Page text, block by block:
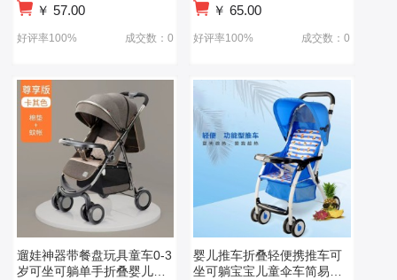
￥ 57.00
好评率100% 成交数：0
￥65.00
好评率100% 成交数：0
遛娃神器带餐盘玩具童车0-3
岁可坐可躺单手折叠婴儿手
婴儿推车折叠轻便携推车可
坐可躺宝宝儿童伞车简易款